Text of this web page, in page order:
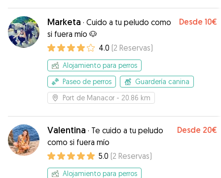
"Lucho" . Esperança e Ivan te cuidan a tu mascota
como si estuviera en casa, juegos, paseos,
mimos...incluso subir al sofá y a la cama...ups!
(siempre que el amo esté de acuerdo). Lucho se
lo ha pasado pipa y ha hecho una nueva amiga
canina, Kenya, con quien se ha llevado muy bien.
Muy contenta con la estancia de Lucho en casa
de Espe, no dudaremos en volver a dejarlo con
ella en futuras ocaciones!”
Marketa · Cuido a tu peludo como
si fuera mío 🐶
Desde 10€
4.0 (2 Reservas)
Alojamiento para perros
Paseo de perros
Guardería canina
Port de Manacor - 20.86 km
Valentina · Te cuido a tu peludo
como si fuera mío
Desde 20€
5.0 (2 Reservas)
Alojamiento para perros